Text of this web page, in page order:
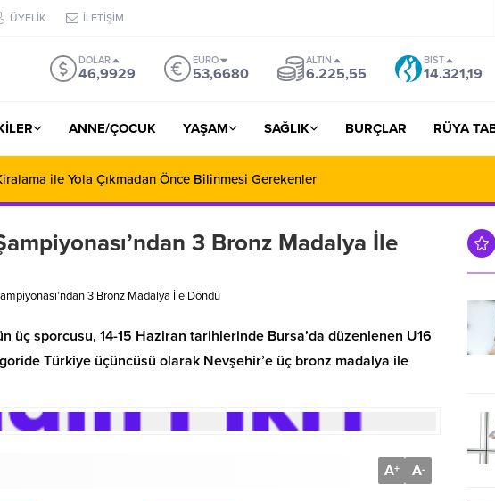
ÜYELİK İLETİŞİM
DOLAR
46,9929
EURO
53,6680
ALTIN
6.225,55
BIST
14.321,19
ANNE/ÇOCUK YAŞAM SAĞLIK BURÇLAR RÜYA
ile Yola Çıkmadan Önce Bilinmesi Gerekenler
3 Bronz Madalya İle
3 Bronz Madalya İle Döndü
üç sporcusu, 14-15 Haziran tarihlerinde Bursa’da düzenlenen U16
Türkiye üçüncüsü olarak Nevşehir’e üç bronz madalya ile
A+ A-